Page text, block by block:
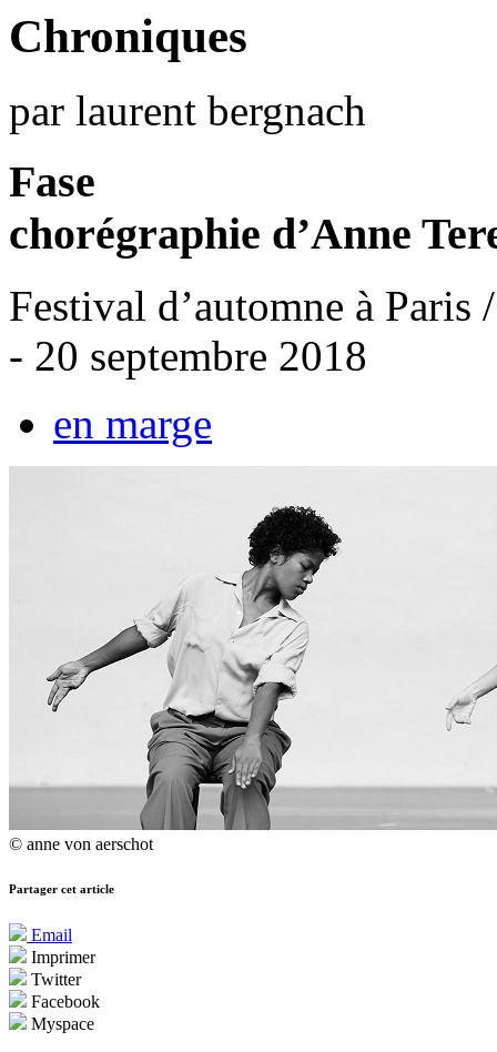
Chroniques
par laurent bergnach
Fase
chorégraphie d’Anne
Festival d’automne à Paris
- 20 septembre 2018
en marge
© anne von aerschot
Partager cet article
Email
Imprimer
Twitter
Facebook
Myspace